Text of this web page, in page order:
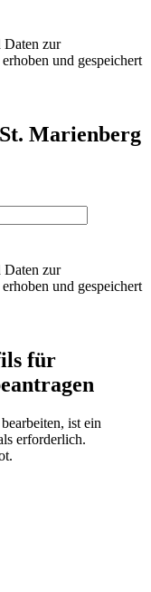
Daten zur
und gespeichert
Marienberg
Daten zur
und gespeichert
für
ist ein
erforderlich.